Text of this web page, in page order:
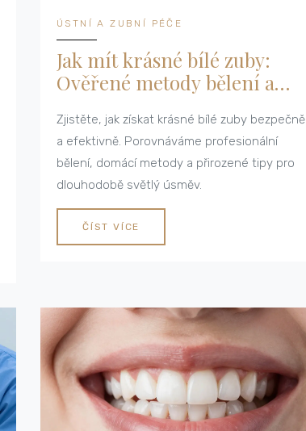
ÚSTNÍ A ZUBNÍ PÉČE
Jak mít krásné bílé zuby:
Ověřené metody bělení a
Zjistěte, jak získat krásné bílé zuby bezpečně
a efektivně. Porovnáváme profesionální
bělení, domácí metody a přirozené tipy pro
dlouhodobě světlý úsměv.
ČÍST VÍCE